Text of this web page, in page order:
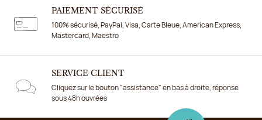
PAIEMENT SÉCURISÉ
100% sécurisé, PayPal, Visa, Carte Bleue, American Express,
Mastercard, Maestro
SERVICE CLIENT
Cliquez sur le bouton "assistance" en bas à droite, réponse
sous 48h ouvrées